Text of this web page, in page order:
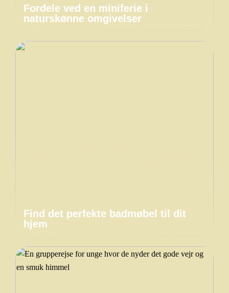
Fordele ved en miniferie i
naturskønne omgivelser
Find det perfekte badmøbel til dit
hjem